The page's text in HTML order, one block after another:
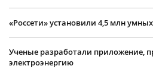
«Россети» установили 4,5 млн
Ученые разработали приложение,
электроэнергию